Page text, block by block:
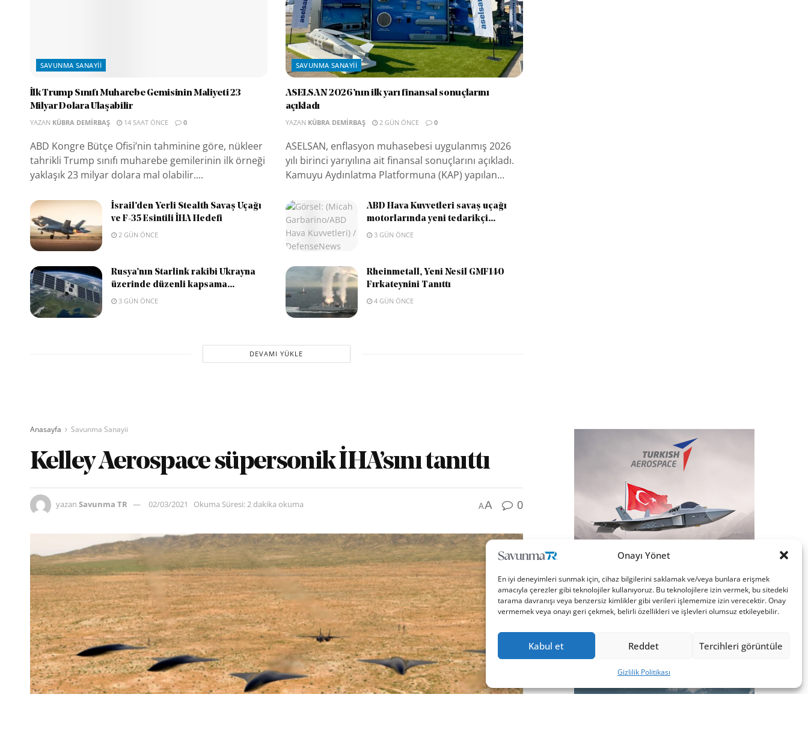
Onayı Yönet
En iyi deneyimleri sunmak için, cihaz bilgilerini saklamak ve/veya bunlara erişmek
amacıyla çerezler gibi teknolojiler kullanıyoruz. Bu teknolojilere izin vermek, bu sitedeki
tarama davranışı veya benzersiz kimlikler gibi verileri işlememize izin verecektir. Onay
vermemek veya onayı geri çekmek, belirli özellikleri ve işlevleri olumsuz etkileyebilir.
Kabul et Reddet Tercihleri görüntüle
Gizlilik Politikası
SAVUNMA SANAYII
İlk Trump Sınıfı Muharebe Gemisinin Maliyeti 23
Milyar Dolara Ulaşabilir
YAZAN KÜBRA DEMIRBAŞ 14 SAAT ÖNCE 0
ABD Kongre Bütçe Ofisi’nin tahminine göre, nükleer
tahrikli Trump sınıfı muharebe gemilerinin ilk örneği
yaklaşık 23 milyar dolara mal olabilir....
SAVUNMA SANAYII
ASELSAN 2026’nın ilk yarı finansal sonuçlarını
açıkladı
YAZAN KÜBRA DEMIRBAŞ 2 GÜN ÖNCE 0
ASELSAN, enflasyon muhasebesi uygulanmış 2026
yılı birinci yarıyılına ait finansal sonuçlarını açıkladı.
Kamuyu Aydınlatma Platformuna (KAP) yapılan...
İsrail’den Yerli Stealth Savaş Uçağı
ve F-35 Esintili İHA Hedefi
2 GÜN ÖNCE
ABD Hava Kuvvetleri savaş uçağı
motorlarında yeni tedarikçi...
3 GÜN ÖNCE
Rusya’nın Starlink rakibi Ukrayna
üzerinde düzenli kapsama...
3 GÜN ÖNCE
Rheinmetall, Yeni Nesil GMF140
Fırkateynini Tanıttı
4 GÜN ÖNCE
DEVAMI YÜKLE
Anasayfa Savunma Sanayii
Kelley Aerospace süpersonik İHA’sını tanıttı
yazan Savunma TR 02/03/2021 Okuma Süresi: 2 dakika okuma AA 0